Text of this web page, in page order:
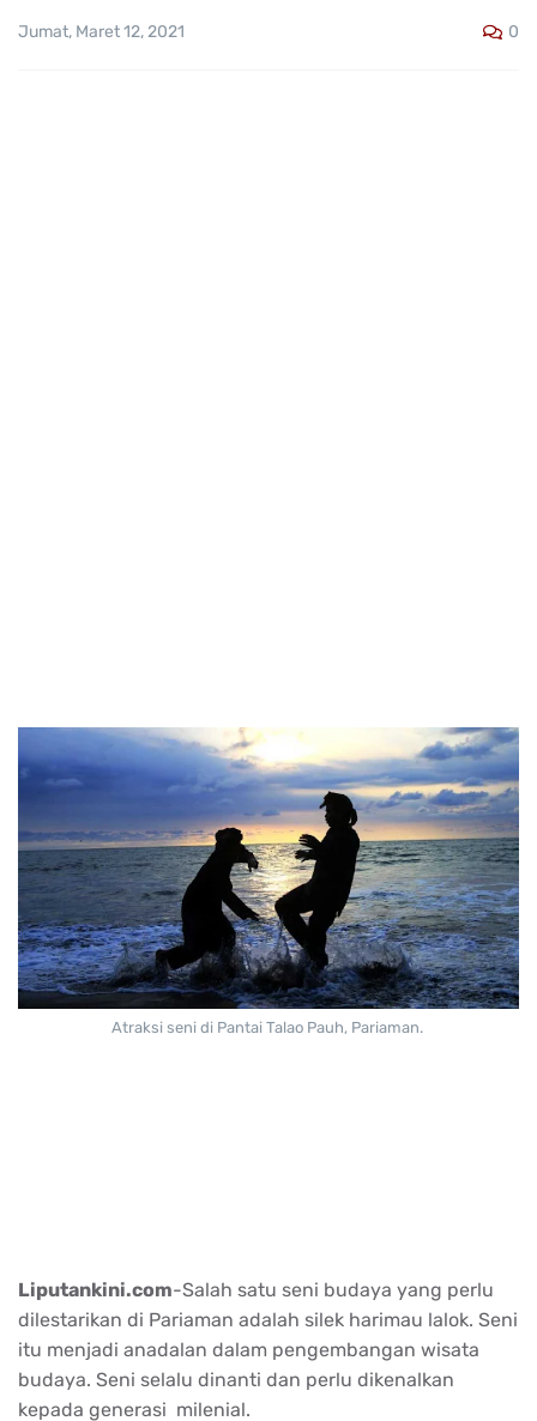
Jumat, Maret 12, 2021 0
Atraksi seni di Pantai Talao Pauh, Pariaman.
Liputankini.com-Salah satu seni budaya yang perlu
dilestarikan di Pariaman adalah silek harimau lalok. Seni
itu menjadi anadalan dalam pengembangan wisata
budaya. Seni selalu dinanti dan perlu dikenalkan
kepada generasi milenial.